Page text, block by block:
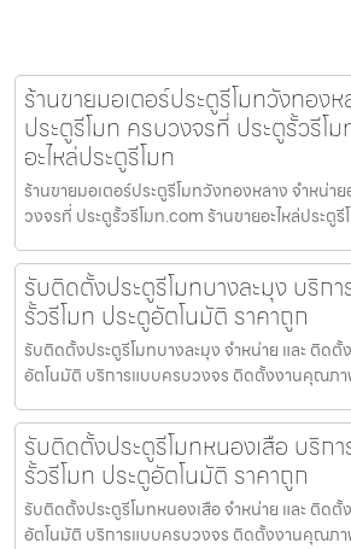
ร้านขายมอเตอร์ประตูรีโมทวังทองห
ประตูรีโมท ครบวงจรที่ ประตูรั้วรีโ
อะไหล่ประตูรีโมท
ร้านขายมอเตอร์ประตูรีโมทวังทองหลาง จำหน่าย
วงจรที่ ประตูรั้วรีโมท.com ร้านขายอะไหล่ประตู
รับติดตั้งประตูรีโมทบางละมุง บริก
รั้วรีโมท ประตูอัตโนมัติ ราคาถูก
รับติดตั้งประตูรีโมทบางละมุง จำหน่าย และ ติดตั้
อัตโนมัติ บริการแบบครบวงจร ติดตั้งงานคุณภา
รับติดตั้งประตูรีโมทหนองเสือ บริก
รั้วรีโมท ประตูอัตโนมัติ ราคาถูก
รับติดตั้งประตูรีโมทหนองเสือ จำหน่าย และ ติดตั้
อัตโนมัติ บริการแบบครบวงจร ติดตั้งงานคุณภา